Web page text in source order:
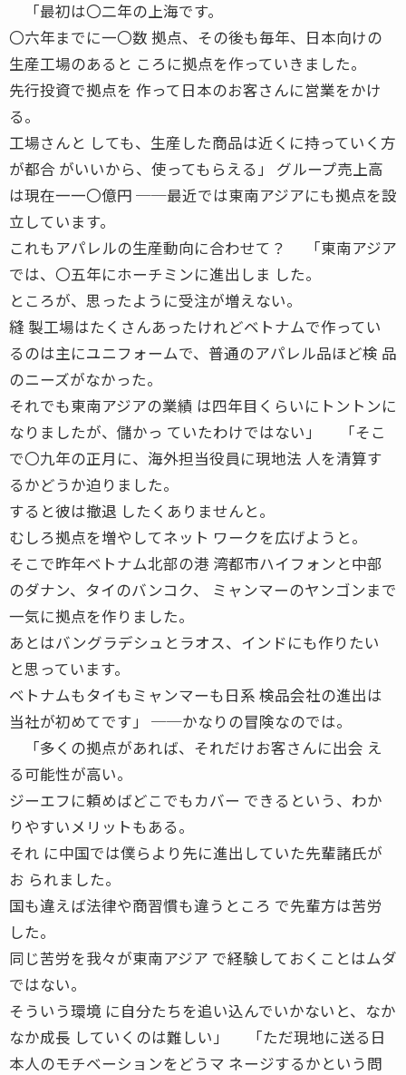
「最初は〇二年の上海です。
〇六年までに一〇数 拠点、その後も毎年、日本向けの
生産工場のあると ころに拠点を作っていきました。
先行投資で拠点を 作って日本のお客さんに営業をかけ
る。
工場さんと しても、生産した商品は近くに持っていく方
が都合 がいいから、使ってもらえる」 グループ売上高
は現在一一〇億円 ──最近では東南アジアにも拠点を設
立しています。
これもアパレルの生産動向に合わせて？ 「東南アジア
では、〇五年にホーチミンに進出しま した。
ところが、思ったように受注が増えない。
縫 製工場はたくさんあったけれどベトナムで作ってい
るのは主にユニフォームで、普通のアパレル品ほど検 品
のニーズがなかった。
それでも東南アジアの業績 は四年目くらいにトントンに
なりましたが、儲かっ ていたわけではない」 「そこ
で〇九年の正月に、海外担当役員に現地法 人を清算す
るかどうか迫りました。
すると彼は撤退 したくありませんと。
むしろ拠点を増やしてネット ワークを広げようと。
そこで昨年ベトナム北部の港 湾都市ハイフォンと中部
のダナン、タイのバンコク、 ミャンマーのヤンゴンまで
一気に拠点を作りました。
あとはバングラデシュとラオス、インドにも作りたい
と思っています。
ベトナムもタイもミャンマーも日系 検品会社の進出は
当社が初めてです」 ──かなりの冒険なのでは。
「多くの拠点があれば、それだけお客さんに出会 え
る可能性が高い。
ジーエフに頼めばどこでもカバー できるという、わか
りやすいメリットもある。
それ に中国では僕らより先に進出していた先輩諸氏が
お られました。
国も違えば法律や商習慣も違うところ で先輩方は苦労
した。
同じ苦労を我々が東南アジア で経験しておくことはムダ
ではない。
そういう環境 に自分たちを追い込んでいかないと、なか
なか成長 していくのは難しい」 「ただ現地に送る日
本人のモチベーションをどうマ ネージするかという問